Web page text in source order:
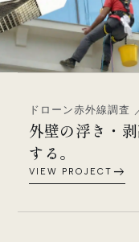
ドローン赤外線調査
外壁の浮き・
する。
VIEW PROJECT east